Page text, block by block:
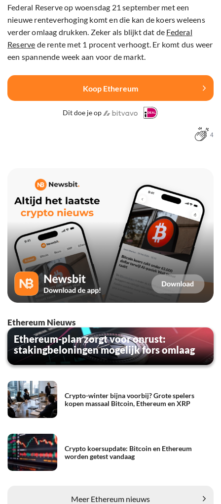
Federal Reserve op woensdag 21 september met een
nieuwe renteverhoging komt en die kan de koers weleens
verder omlaag drukken. Zeker als blijkt dat de Federal
Reserve de rente met 1 procent verhoogt. Er komt dus weer
een spannende week aan voor de markt.
Koop Ethereum
Dit doe je op
4
Ethereum Nieuws
Ethereum-plan zorgt voor onrust:
stakingbeloningen mogelijk fors omlaag
Crypto-winter bijna voorbij? Grote spelers
kopen massaal Bitcoin, Ethereum en XRP
Crypto koersupdate: Bitcoin en Ethereum
worden getest vandaag
Meer Ethereum nieuws